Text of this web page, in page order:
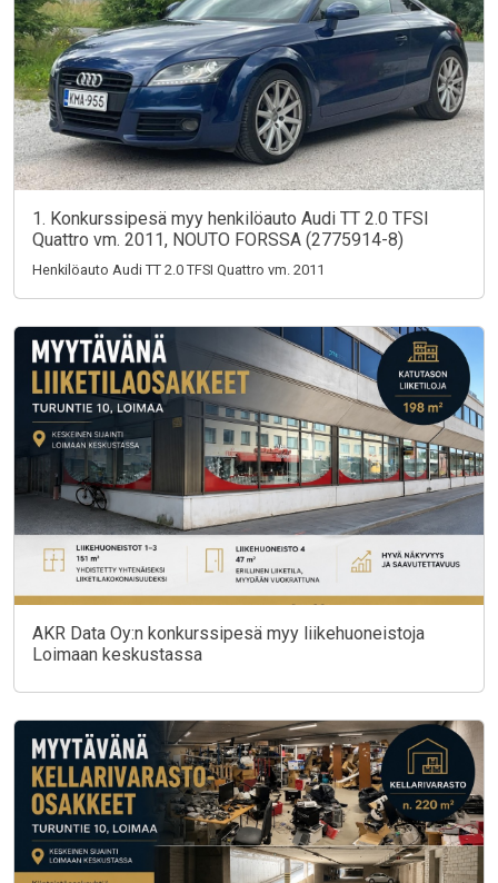
1. Konkurssipesä myy henkilöauto Audi TT 2.0 TFSI
Quattro vm. 2011, NOUTO FORSSA (2775914-8)
Henkilöauto Audi TT 2.0 TFSI Quattro vm. 2011
AKR Data Oy:n konkurssipesä myy liikehuoneistoja
Loimaan keskustassa